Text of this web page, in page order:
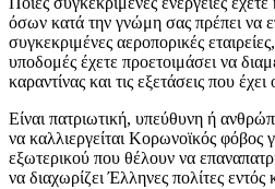
όσων κατά την γνώμη σας πρέπει να
συγκεκριμένες αεροπορικές
υποδομές έχετε προετοιμάσει να
καραντίνας και τις εξετάσεις που
Είναι πατριωτική, υπεύθυνη ή
να καλλιεργείται Κορωνοϊκός φόβος
εξωτερικού που θέλουν να
να διαχωρίζει Έλληνες πολίτες